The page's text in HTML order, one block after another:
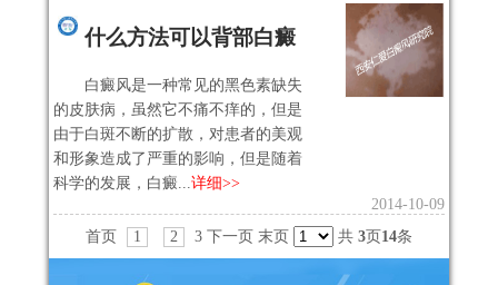
什么方法可以背部白癜
白癜风是一种常见的黑色素缺失
的皮肤病，虽然它不痛不痒的，但是
由于白斑不断的扩散，对患者的美观
和形象造成了严重的影响，但是随着
科学的发展，白癜... 详细>>
2014-10-09
首页
1 2 3 下一页 末页 共 3页14条